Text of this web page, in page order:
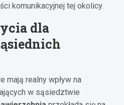
komunikacyjnej tej okolicy.
dla
mają realny wpływ na
w sąsiedztwie